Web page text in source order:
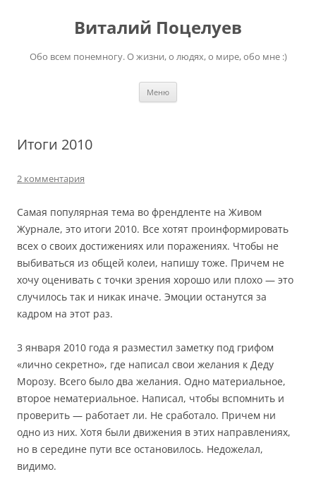
содержимомуВиталий Поцелуев
Обо всем понемногу. О жизни, о людях, о мире, обо мне :)
Меню
Итоги 2010
2 комментария
Самая популярная тема во френдленте на Живом
Журнале, это итоги 2010. Все хотят проинформировать
всех о своих достижениях или поражениях. Чтобы не
выбиваться из общей колеи, напишу тоже. Причем не
хочу оценивать с точки зрения хорошо или плохо — это
случилось так и никак иначе. Эмоции останутся за
кадром на этот раз.
3 января 2010 года я разместил заметку под грифом
«лично секретно», где написал свои желания к Деду
Морозу. Всего было два желания. Одно материальное,
второе нематериальное. Написал, чтобы вспомнить и
проверить — работает ли. Не сработало. Причем ни
одно из них. Хотя были движения в этих направлениях,
но в середине пути все остановилось. Недожелал,
видимо.